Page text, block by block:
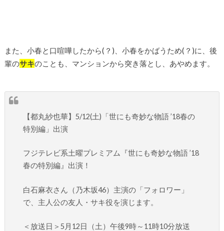
また、小春と口喧嘩したから(？)、小春をかばうため(？)に、後
輩のサキのことも、マンションから突き落とし、あやめます。
【都丸紗也華】5/12(土)「世にも奇妙な物語 ’18春の
特別編」出演
フジテレビ系土曜プレミアム『世にも奇妙な物語 ’18
春の特別編』出演！
白石麻衣さん（乃木坂46）主演の「フォロワー」
で、主人公の友人・サキ役を演じます。
＜放送日＞5月12日（土）午後9時～11時10分放送